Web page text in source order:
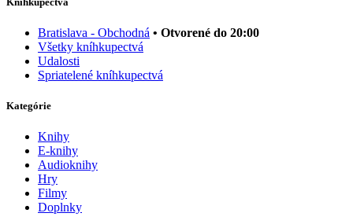
Bratislava - Obchodná • Otvorené do 20:00
Všetky kníhkupectvá
Udalosti
Spriatelené kníhkupectvá
Kategórie
Knihy
E-knihy
Audioknihy
Hry
Filmy
Doplnky